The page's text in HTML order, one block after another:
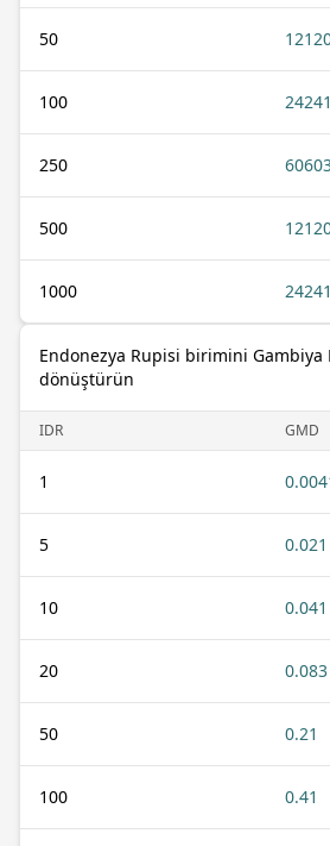
50
100
250
500
1000
Endonezya Rupisi birimini
dönüştürün
IDR GMD
1
5 0.021
10 0.041
20 0.083
50 0.21
100 0.41